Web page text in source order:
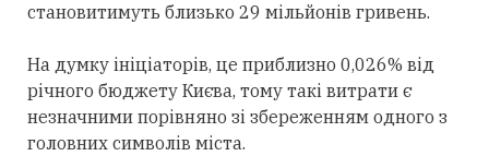
становитимуть близько 29 мільйонів гривень.
На думку ініціаторів, це приблизно 0,026% від
річного бюджету Києва, тому такі витрати є
незначними порівняно зі збереженням одного з
головних символів міста.